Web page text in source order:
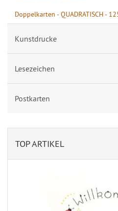
Doppelkarten - QUADRATISCH -
Kunstdrucke
Lesezeichen
Postkarten
TOP ARTIKEL